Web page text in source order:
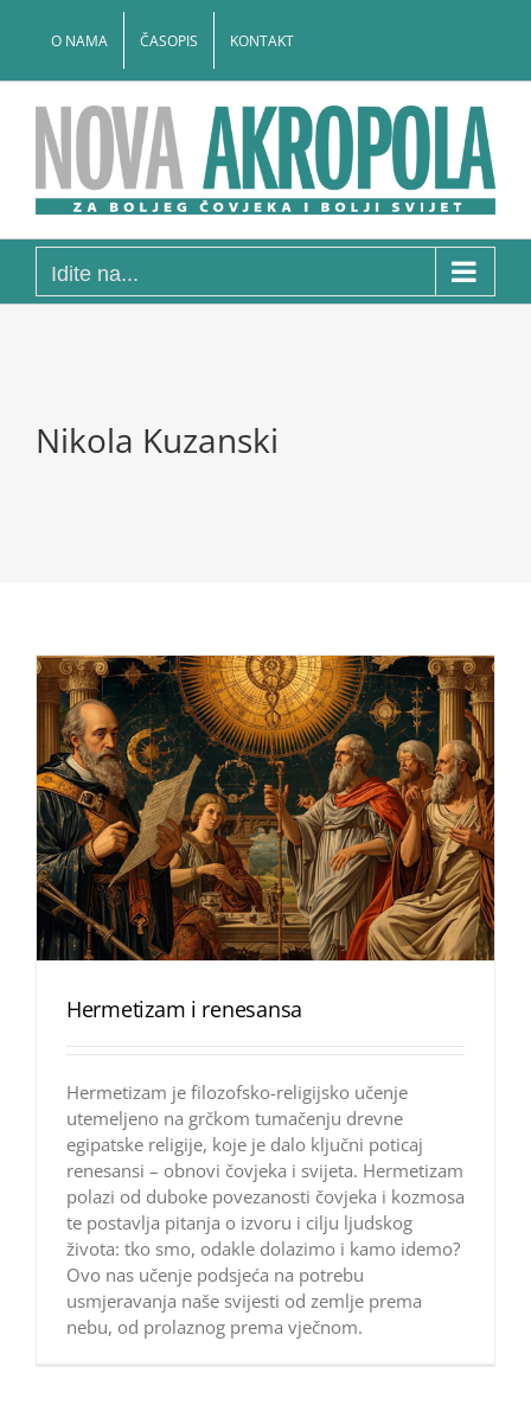
O NAMA ČASOPIS KONTAKT
Idite na...
Nikola Kuzanski
Hermetizam i renesansa
Hermetizam je filozofsko-religijsko učenje
utemeljeno na grčkom tumačenju drevne
egipatske religije, koje je dalo ključni poticaj
renesansi – obnovi čovjeka i svijeta. Hermetizam
polazi od duboke povezanosti čovjeka i kozmosa
te postavlja pitanja o izvoru i cilju ljudskog
života: tko smo, odakle dolazimo i kamo idemo?
Ovo nas učenje podsjeća na potrebu
usmjeravanja naše svijesti od zemlje prema
nebu, od prolaznog prema vječnom.